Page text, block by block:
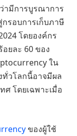
ามีการบูรณาการ
รอบการเก็บภาษี
โดยองค์กร
ยละ 60 ของ
ใน
ทั่วโลกนี้อาจมีผล
โดยเฉพาะเมื่อ
ของผู้ใช้